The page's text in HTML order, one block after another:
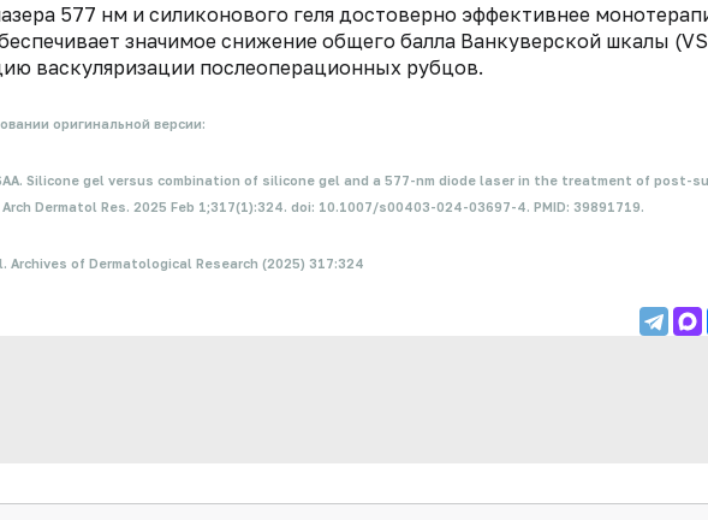
577 нм и силиконового геля достоверно эффективнее
значимое снижение общего балла Ванкуверской шкалы
васкуляризации послеоперационных рубцов.
оригинальной версии:
SAA. Silicone gel versus combination of silicone gel and a 577-nm diode laser in the treatment of post-
Dermatol Res. 2025 Feb 1;317(1):324. doi: 10.1007/s00403-024-03697-4. PMID: 39891719.
Archives of Dermatological Research (2025) 317:324